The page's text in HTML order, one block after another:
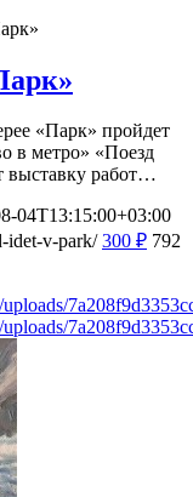
«Парк» пройдет
в метро» «Поезд
выставку работ…
04T13:15:00+03:00
idet-v-park/ 300 ₽ 792